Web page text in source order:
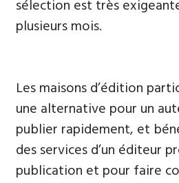
sélection est très
plusieurs mois.
Les maisons d’édition
une alternative pour un
publier rapidement, et
des services d’un éditeur
publication et pour faire